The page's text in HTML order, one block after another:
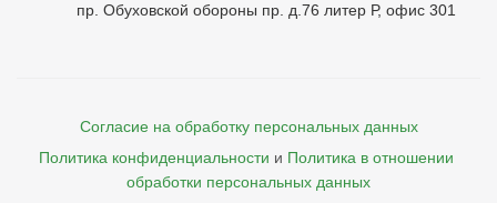
пр. Обуховской обороны пр. д.76 литер Р, офис 301
Согласие на обработку персональных данных
Политика конфиденциальности и Политика в отношении
обработки персональных данных